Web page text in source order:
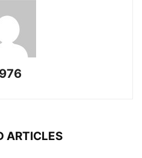
ARTICLES